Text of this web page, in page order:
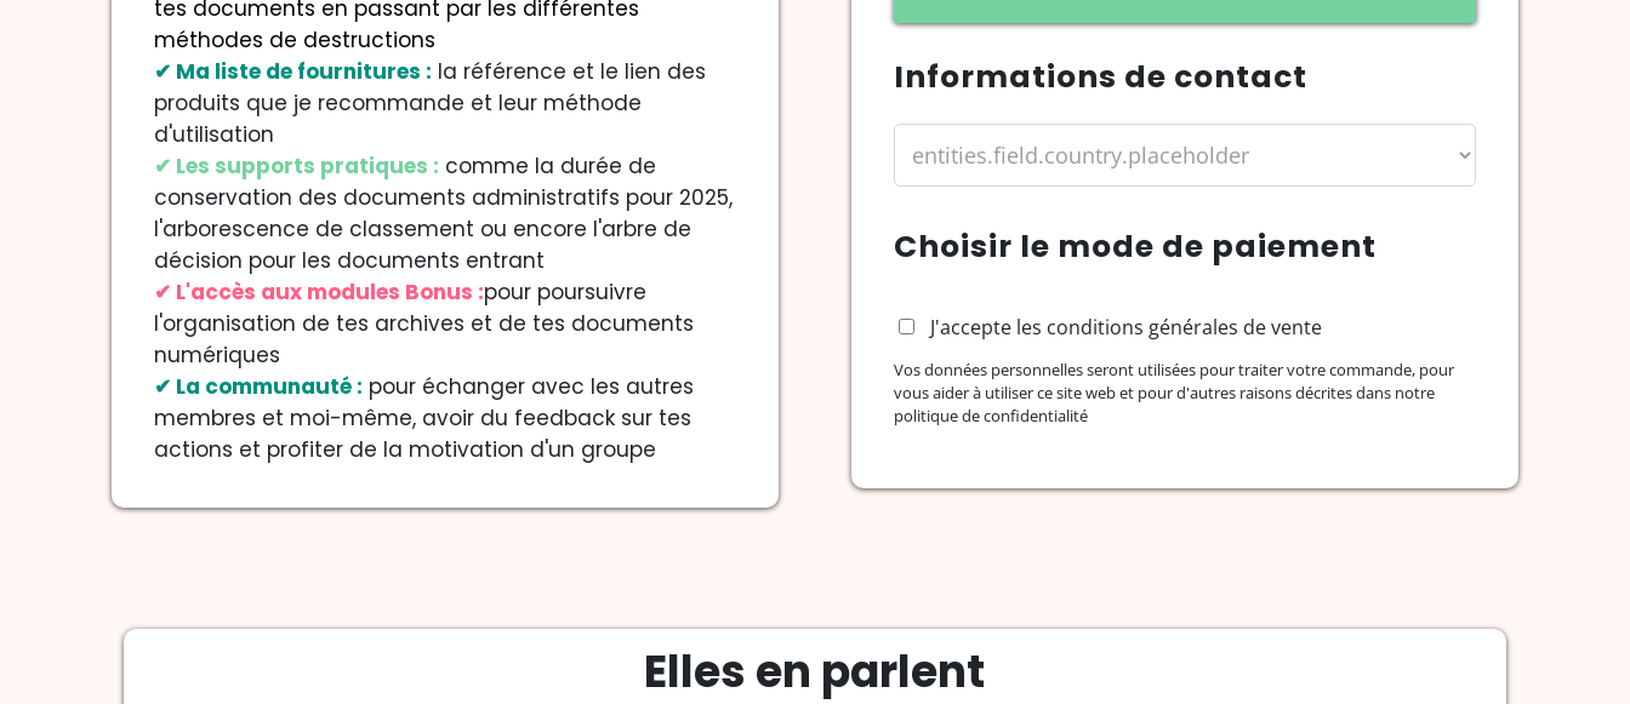
tes documents en passant par les différentes
méthodes de destructions
✔ Ma liste de fournitures : la référence et le lien des
produits que je recommande et leur méthode
d'utilisation
✔ Les supports pratiques : comme la durée de
conservation des documents administratifs pour 2025,
l'arborescence de classement ou encore l'arbre de
décision pour les documents entrant
✔ L'accès aux modules Bonus :pour poursuivre
l'organisation de tes archives et de tes documents
numériques
✔ La communauté : pour échanger avec les autres
membres et moi-même, avoir du feedback sur tes
actions et profiter de la motivation d'un groupe
Informations de contact
Choisir le mode de paiement
J'accepte les conditions générales de vente
Vos données personnelles seront utilisées pour traiter votre commande, pour
vous aider à utiliser ce site web et pour d'autres raisons décrites dans notre
politique de confidentialité
Elles en parlent